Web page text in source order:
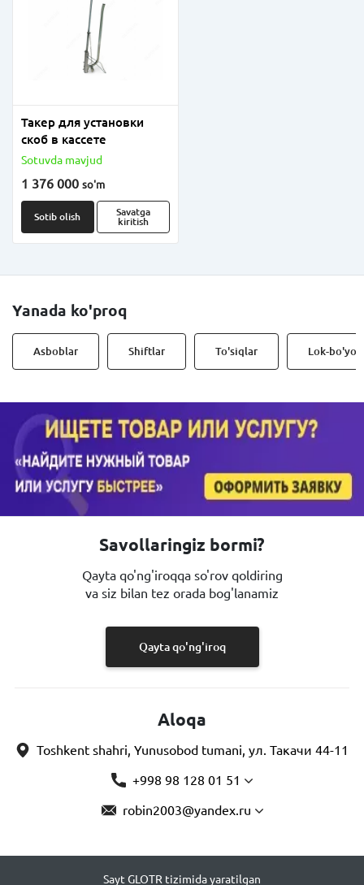
Такер для установки
скоб в кассете
Sotuvda mavjud
1 376 000 so'm
Sotib olish
Savatga
kiritish
Yanada ko'proq
Asboblar Shiftlar To'siqlar Lok-bo'yoq
Savollaringiz bormi?
Qayta qo'ng'iroqqa so'rov qoldiring
va siz bilan tez orada bog'lanamiz
Qayta qo'ng'iroq
Aloqa
Toshkent shahri, Yunusobod tumani, ул. Такачи 44-11
+998 98 128 01 51
robin2003@yandex.ru
Sayt GLOTR tizimida yaratilgan